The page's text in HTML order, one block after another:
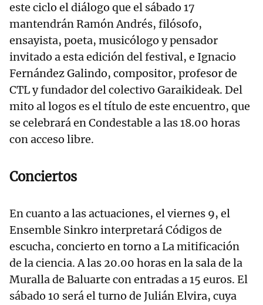
este ciclo el diálogo que el sábado 17
mantendrán Ramón Andrés, filósofo,
ensayista, poeta, musicólogo y pensador
invitado a esta edición del festival, e Ignacio
Fernández Galindo, compositor, profesor de
CTL y fundador del colectivo Garaikideak. Del
mito al logos es el título de este encuentro, que
se celebrará en Condestable a las 18.00 horas
con acceso libre.
Conciertos
En cuanto a las actuaciones, el viernes 9, el
Ensemble Sinkro interpretará Códigos de
escucha, concierto en torno a La mitificación
de la ciencia. A las 20.00 horas en la sala de la
Muralla de Baluarte con entradas a 15 euros. El
sábado 10 será el turno de Julián Elvira, cuya